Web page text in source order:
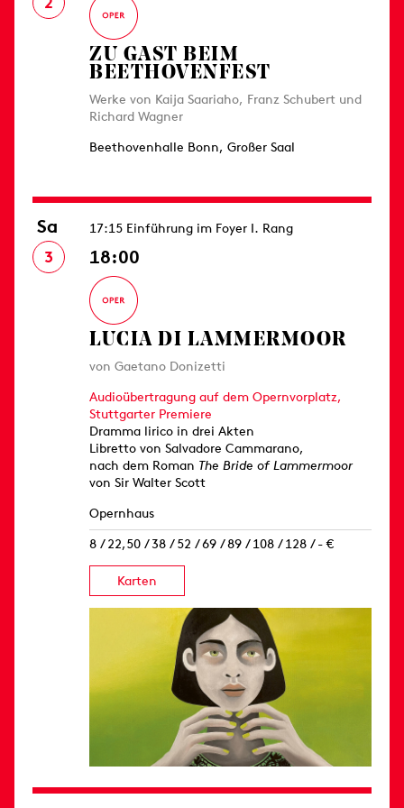
ZU GAST BEIM
BEETHOVENFEST
Werke von Kaija Saariaho, Franz Schubert und
Richard Wagner
Beethovenhalle Bonn, Großer Saal
Sa
3
17:15 Einführung im Foyer I. Rang
18:00
LUCIA DI LAMMERMOOR
von Gaetano Donizetti
Audioübertragung auf dem Opernvorplatz,
Stuttgarter Premiere
Dramma lirico in drei Akten
Libretto von Salvadore Cammarano,
nach dem Roman The Bride of Lammermoor
von Sir Walter Scott
Opernhaus
8 / 22,50 / 38 / 52 / 69 / 89 / 108 / 128 / - €
Karten